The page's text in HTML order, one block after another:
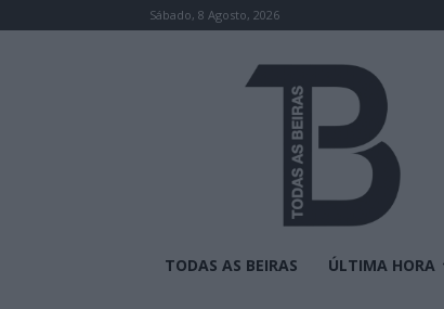
Sábado, 8 Agosto, 2026
TODAS AS BEIRAS ÚLTIMA HORA